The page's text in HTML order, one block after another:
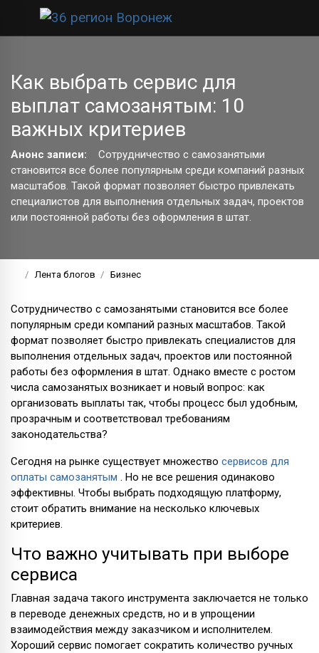
Как выбрать сервис для
выплат самозанятым: 10
важных критериев
Анонс записи:
Сотрудничество с самозанятыми
становится все более популярным среди компаний разных
масштабов. Такой формат позволяет быстро привлекать
специалистов для выполнения отдельных задач, проектов
или постоянной работы без оформления в штат.
Лента блогов Бизнес
Сотрудничество с самозанятыми становится все более
популярным среди компаний разных масштабов. Такой
формат позволяет быстро привлекать специалистов для
выполнения отдельных задач, проектов или постоянной
работы без оформления в штат. Однако вместе с ростом
числа самозанятых возникает и новый вопрос: как
организовать выплаты так, чтобы процесс был удобным,
прозрачным и соответствовал требованиям
законодательства?
Сегодня на рынке существует множество сервисов для
оплаты самозанятым . Но не все решения одинаково
эффективны. Чтобы выбрать подходящую платформу,
стоит обратить внимание на несколько ключевых
критериев.
Что важно учитывать при выборе
сервиса
Главная задача такого инструмента заключается не только
в переводе денежных средств, но и в упрощении
взаимодействия между заказчиком и исполнителем.
Хороший сервис помогает сократить количество ручных